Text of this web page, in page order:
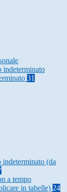
indeterminato
31
indeterminato (da
a tempo
in tabelle) 24